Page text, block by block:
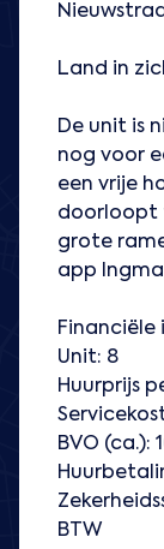
Land in
De unit is
nog voor
een vrije
doorloopt
grote
app
Unit: 8
Huurprijs
BVO (ca.):
BTW